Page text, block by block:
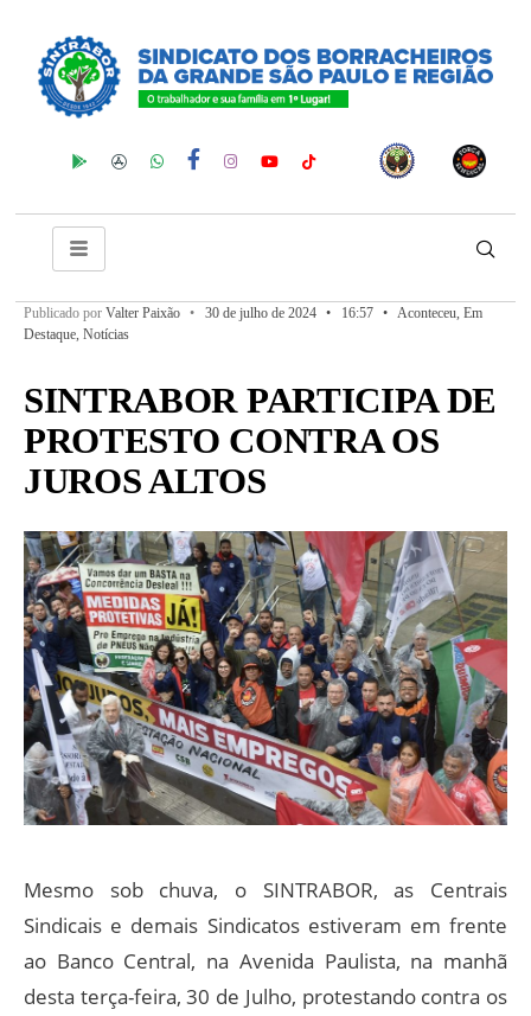
Publicado por Valter Paixão • 30 de julho de 2024 • 16:57 • Aconteceu, Em
Destaque, Notícias
SINTRABOR PARTICIPA DE
PROTESTO CONTRA OS
JUROS ALTOS
Mesmo sob chuva, o SINTRABOR, as Centrais
Sindicais e demais Sindicatos estiveram em frente
ao Banco Central, na Avenida Paulista, na manhã
desta terça-feira, 30 de Julho, protestando contra os